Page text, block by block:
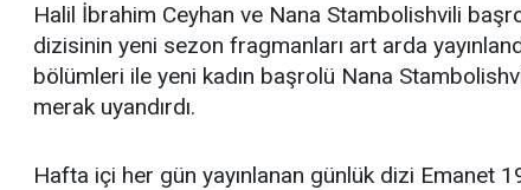
Halil İbrahim Ceyhan ve Nana Stambolishvili
dizisinin yeni sezon fragmanları art arda
bölümleri ile yeni kadın başrolü Nana
merak uyandırdı.
Hafta içi her gün yayınlanan günlük dizi Emanet